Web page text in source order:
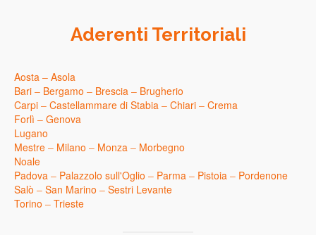
Aderenti Territoriali
Aosta – Asola
Bari – Bergamo – Brescia – Brugherio
Carpi – Castellammare di Stabia – Chiari – Crema
Forlì – Genova
Lugano
Mestre – Milano – Monza – Morbegno
Noale
Padova – Palazzolo sull'Oglio – Parma – Pistoia – Pordenone
Salò – San Marino – Sestri Levante
Torino – Trieste